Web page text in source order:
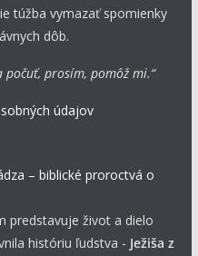
túžba vymazať spomienky
dôb.
prosím, pomôž mi.“
údajov
predstavuje život a dielo
históriu ľudstva - Ježiša z